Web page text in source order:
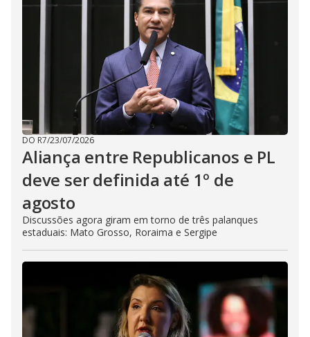
DO R7/23/07/2026
Aliança entre Republicanos e PL
deve ser definida até 1º de
agosto
Discussões agora giram em torno de três palanques
estaduais: Mato Grosso, Roraima e Sergipe